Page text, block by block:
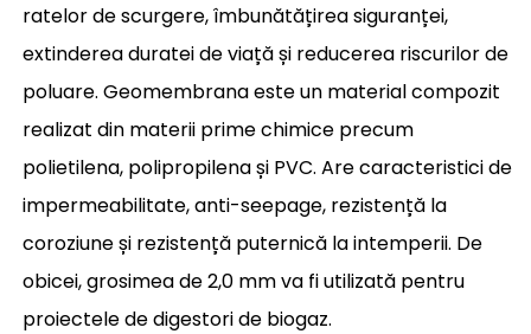
ratelor de scurgere, îmbunătățirea siguranței,
extinderea duratei de viață și reducerea riscurilor de
poluare. Geomembrana este un material compozit
realizat din materii prime chimice precum
polietilena, polipropilena și PVC. Are caracteristici de
impermeabilitate, anti-seepage, rezistență la
coroziune și rezistență puternică la intemperii. De
obicei, grosimea de 2,0 mm va fi utilizată pentru
proiectele de digestori de biogaz.